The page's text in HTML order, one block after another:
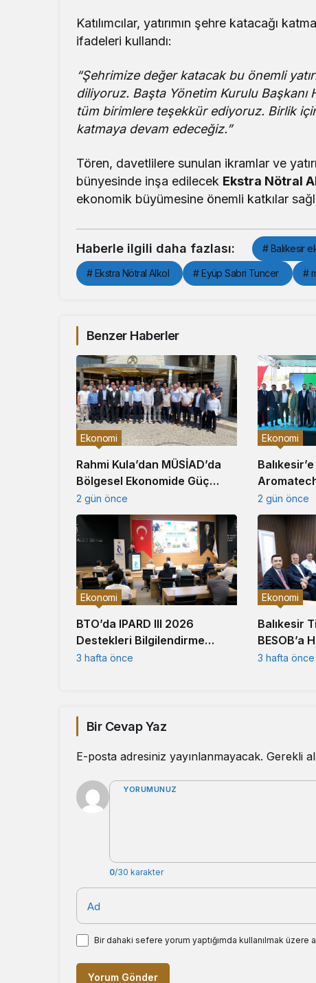
Katılımcılar, yatırımın şehre katacağı
ifadeleri kullandı:
“Şehrimize değer katacak bu önemli
diliyoruz. Başta Yönetim Kurulu
tüm birimlere teşekkür ediyoruz. Birlik
katmaya devam edeceğiz.”
Tören, davetlilere sunulan ikramlar ve
bünyesinde inşa edilecek Ekstra Nötral
ekonomik büyümesine önemli katkılar
Haberle ilgili daha fazlası: # Balıkesir
# Ekstra Nötral Alkol # Eyüp Sabri Tuncer #
Benzer Haberler
Rahmi Kula’dan MÜSİAD’da
Bölgesel Ekonomide Güç
Birliği Çağrısı
Ekonomi
2 gün önce
Balıkesir’e
Üretim
Ekonomi
2 gün önce
BTO’da IPARD III 2026
Destekleri Bilgilendirme
Toplantısı Gerçekleştirildi
Ekonomi
3 hafta önce
Balıkesir
BESOB’a
Ziyareti
Ekonomi
3 hafta önce
Bir Cevap Yaz
E-posta adresiniz yayınlanmayacak. Gerekli
YORUMUNUZ
0/30 karakter
Ad
Bir dahaki sefere yorum yaptığımda kullanılmak
Yorum Gönder